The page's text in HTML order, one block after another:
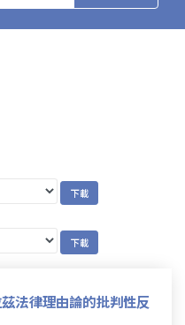
法律理由論的批判性反